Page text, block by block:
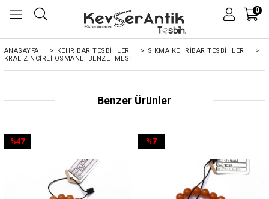
0
ANASAYFA > KEHRIBAR TESBIHLER > SIKMA KEHRİBAR TESBİHLER
>
KRAL ZINCIRLI OSMANLI BENZETMESI
Benzer Ürünler
%47
%7